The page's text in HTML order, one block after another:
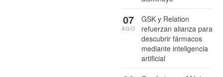
GSK y Relation
refuerzan alianza para
descubrir fármacos
mediante inteligencia
artificial
07
AGO